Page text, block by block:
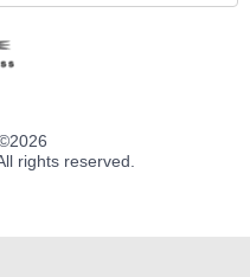
2026
rights reserved.